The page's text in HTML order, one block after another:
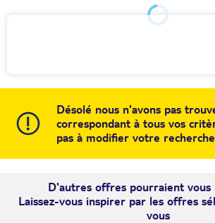
Désolé nous n'avons pas
correspondant à tous vos
pas à modifier votre
D'autres offres pourraient vous
Laissez-vous inspirer par les offres
vous